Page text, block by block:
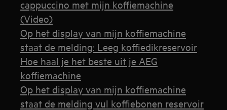
cappuccino met mijn koffiemachine
(Video)
Op het display van mijn koffiemachine
staat de melding: Leeg koffiedikreservoir
Hoe haal je het beste uit je AEG
koffiemachine
Op het display van mijn koffiemachine
staat de melding vul koffiebonen reservoir